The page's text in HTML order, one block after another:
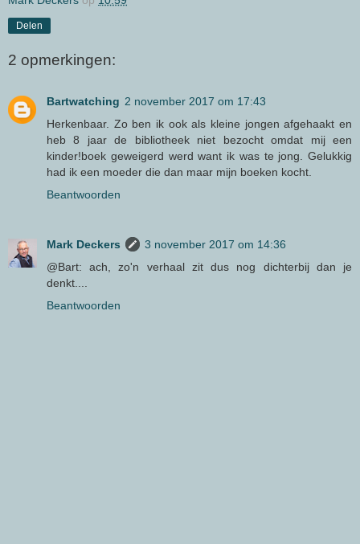
Delen
2 opmerkingen:
Bartwatching 2 november 2017 om 17:43
Herkenbaar. Zo ben ik ook als kleine jongen afgehaakt en
heb 8 jaar de bibliotheek niet bezocht omdat mij een
kinder!boek geweigerd werd want ik was te jong. Gelukkig
had ik een moeder die dan maar mijn boeken kocht.
Beantwoorden
Mark Deckers
3 november 2017 om 14:36
@Bart: ach, zo'n verhaal zit dus nog dichterbij dan je
denkt....
Beantwoorden